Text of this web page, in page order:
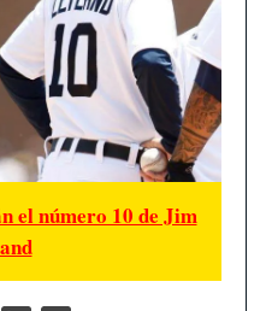
número 10 de Jim